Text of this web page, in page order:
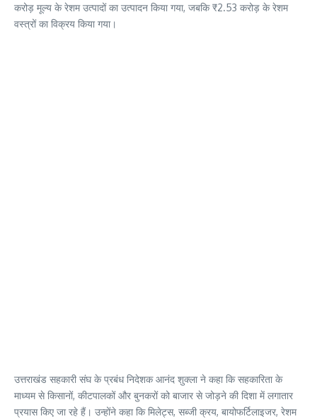
करोड़ मूल्य के रेशम उत्पादों का उत्पादन किया गया, जबकि ₹2.53 करोड़ के रेशम
वस्त्रों का विक्रय किया गया।
उत्तराखंड सहकारी संघ के प्रबंध निदेशक आनंद शुक्ला ने कहा कि सहकारिता के
माध्यम से किसानों, कीटपालकों और बुनकरों को बाजार से जोड़ने की दिशा में लगातार
प्रयास किए जा रहे हैं। उन्होंने कहा कि मिलेट्स, सब्जी क्रय, बायोफर्टिलाइजर, रेशम